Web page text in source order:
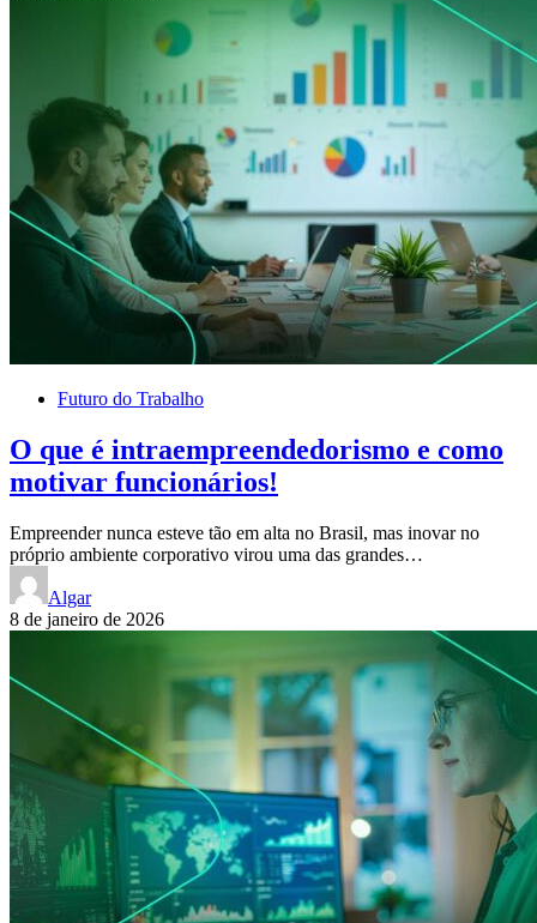
Futuro do Trabalho
O que é intraempreendedorismo e como
motivar funcionários!
Empreender nunca esteve tão em alta no Brasil, mas inovar no
próprio ambiente corporativo virou uma das grandes…
Algar
8 de janeiro de 2026